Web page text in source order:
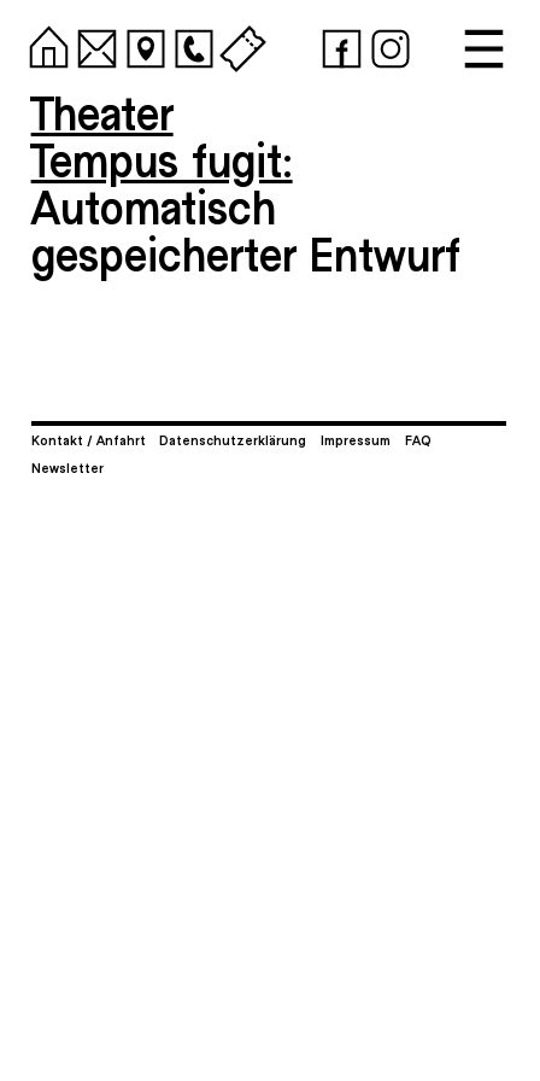
Theater
Tempus fugit:
Automatisch
gespeicherter Entwurf
Kontakt / Anfahrt Datenschutzerklärung Impressum
FAQ
Newsletter